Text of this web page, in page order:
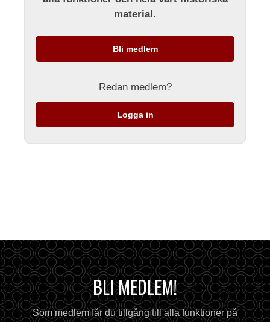
material.
Bli medlem
Redan medlem?
Logga in
BLI MEDLEM!
Som medlem får du tillgång till alla funktioner på